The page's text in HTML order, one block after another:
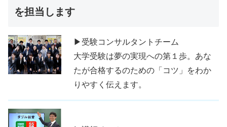
を担当します
▶受験コンサルタントチーム
大学受験は夢の実現への第１歩。あな
たが合格するのための「コツ」をわか
りやすく伝えます。